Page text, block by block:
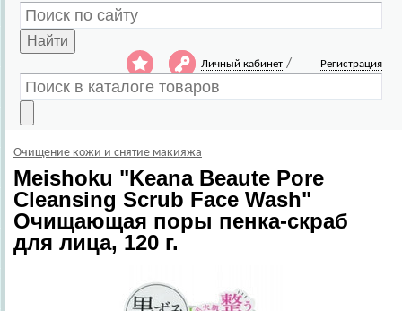
Найти
Личный кабинет / Регистрация
Очищение кожи и снятие макияжа
Meishoku "Keana Beaute Pore
Cleansing Scrub Face Wash"
Очищающая поры пенка-скраб
для лица, 120 г.